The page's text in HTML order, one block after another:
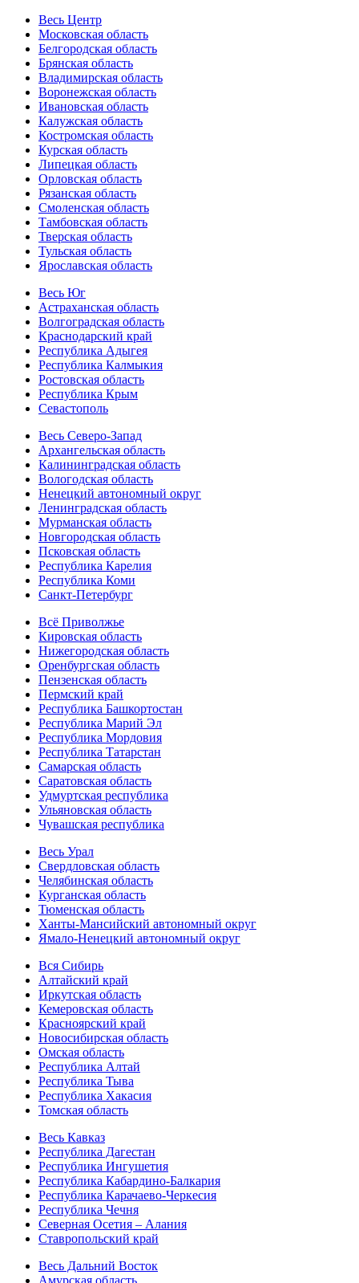
Весь Центр
Московская область
Белгородская область
Брянская область
Владимирская область
Воронежская область
Ивановская область
Калужская область
Костромская область
Курская область
Липецкая область
Орловская область
Рязанская область
Смоленская область
Тамбовская область
Тверская область
Тульская область
Ярославская область
Весь Юг
Астраханская область
Волгоградская область
Краснодарский край
Республика Адыгея
Республика Калмыкия
Ростовская область
Республика Крым
Севастополь
Весь Северо-Запад
Архангельская область
Калининградская область
Вологодская область
Ненецкий автономный округ
Ленинградская область
Мурманская область
Новгородская область
Псковская область
Республика Карелия
Республика Коми
Санкт-Петербург
Всё Приволжье
Кировская область
Нижегородская область
Оренбургская область
Пензенская область
Пермский край
Республика Башкортостан
Республика Марий Эл
Республика Мордовия
Республика Татарстан
Самарская область
Саратовская область
Удмуртская республика
Ульяновская область
Чувашская республика
Весь Урал
Свердловская область
Челябинская область
Курганская область
Тюменская область
Ханты-Мансийский автономный округ
Ямало-Ненецкий автономный округ
Вся Сибирь
Алтайский край
Иркутская область
Кемеровская область
Красноярский край
Новосибирская область
Омская область
Республика Алтай
Республика Тыва
Республика Хакасия
Томская область
Весь Кавказ
Республика Дагестан
Республика Ингушетия
Республика Кабардино-Балкария
Республика Карачаево-Черкесия
Республика Чечня
Северная Осетия – Алания
Ставропольский край
Весь Дальний Восток
Амурская область